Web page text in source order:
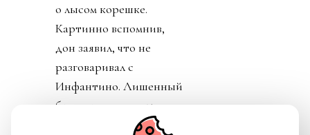
о лысом корешке.
Картинно вспомнив,
дон заявил, что не
разговаривал с
Инфантино. Лишенный
благословения патрона,
скукожившийся до